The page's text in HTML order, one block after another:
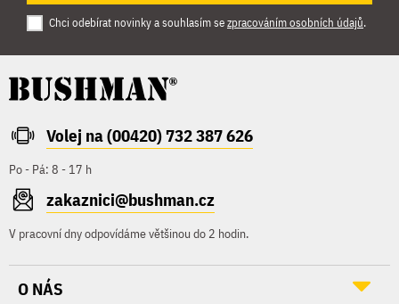
Chci odebírat novinky a souhlasím sezpracováním osobních údajů.
Volej na (00420) 732 387 626
Po - Pá: 8 - 17 h
zakaznici@bushman.cz
V pracovní dny odpovídáme většinou do 2 hodin.
O NÁS